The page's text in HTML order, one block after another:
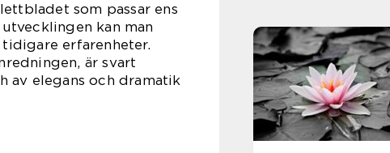
som passar ens
kan man
erfarenheter.
är svart
av elegans och dramatik